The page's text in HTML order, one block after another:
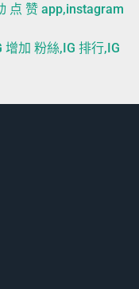
点 赞 app,instagram
加 粉絲,IG 排行,IG